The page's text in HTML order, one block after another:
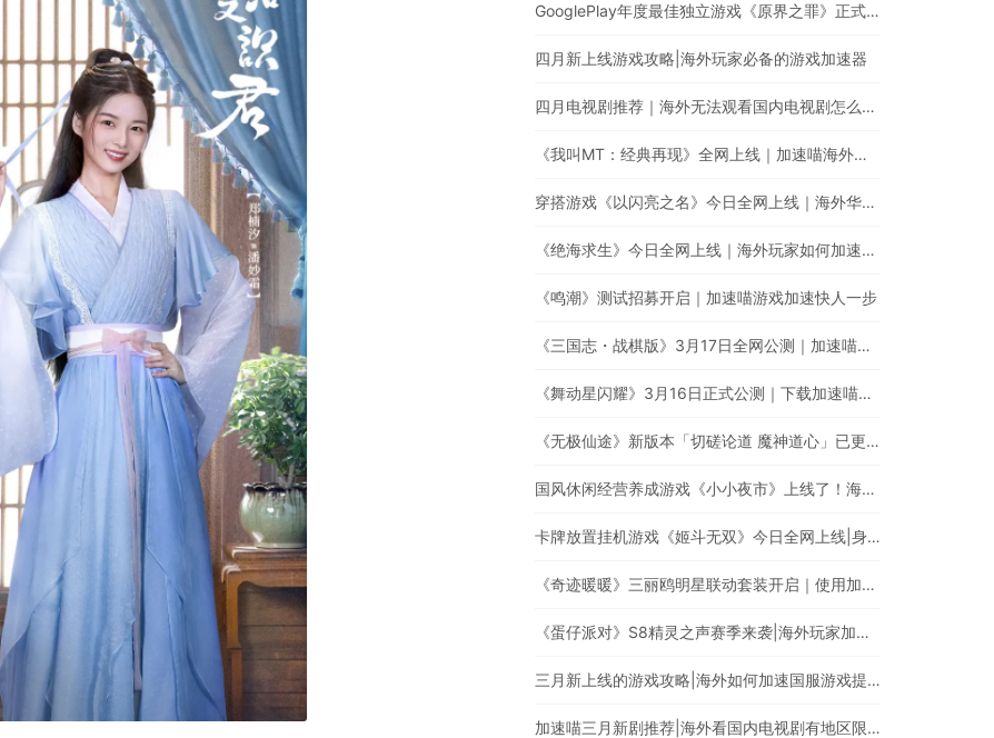
GooglePlay年度最佳独立游戏《原界之罪》正式登陆中国！
四月新上线游戏攻略|海外玩家必备的游戏加速器
四月电视剧推荐｜海外无法观看国内电视剧怎么办？
《我叫MT：经典再现》全网上线｜加速喵海外玩家必备的游戏加速器
穿搭游戏《以闪亮之名》今日全网上线｜海外华人玩《以闪亮之名》有延迟高卡顿问题怎么办？
《绝海求生》今日全网上线｜海外玩家如何加速国服游戏？
《鸣潮》测试招募开启｜加速喵游戏加速快人一步
《三国志・战棋版》3月17日全网公测｜加速喵加速国服游戏全网最快
《舞动星闪耀》3月16日正式公测｜下载加速喵回国VPN，低延迟无卡顿，提升游戏体验
《无极仙途》新版本「切磋论道 魔神道心」已更新|海外玩家玩国服遇上卡顿延迟高的情况怎么办?
国风休闲经营养成游戏《小小夜市》上线了！海外华人玩《小小夜市》有延迟高卡顿问题怎么办？
卡牌放置挂机游戏《姬斗无双》今日全网上线|身在海外如何加速国服游戏?
《奇迹暖暖》三丽鸥明星联动套装开启｜使用加速喵回国加速器一键加速提升游戏体验
《蛋仔派对》S8精灵之声赛季来袭|海外玩家加速回国玩国服游戏
三月新上线的游戏攻略|海外如何加速国服游戏提升游戏体验?
加速喵三月新剧推荐|海外看国内电视剧有地区限制怎么办?